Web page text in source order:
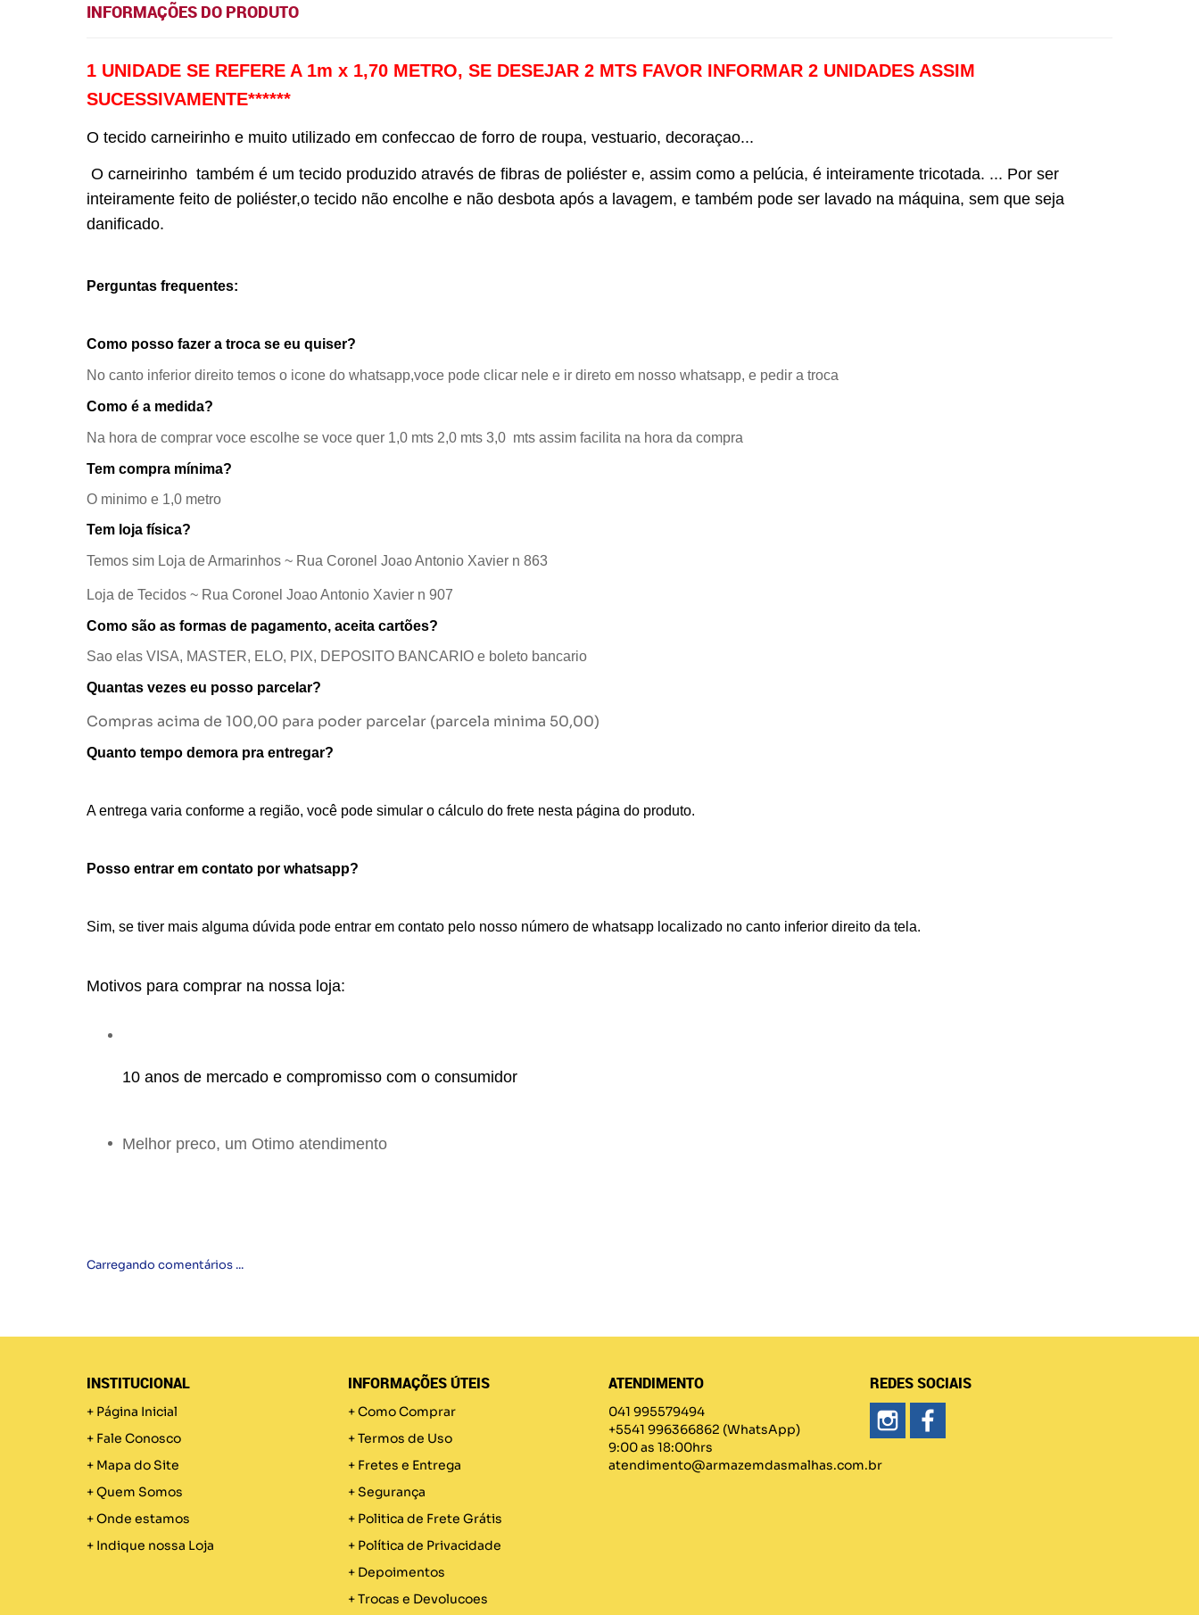
INFORMAÇÕES DO PRODUTO
1 UNIDADE SE REFERE A 1m x 1,70 METRO, SE DESEJAR 2 MTS FAVOR INFORMAR 2 UNIDADES ASSIM
SUCESSIVAMENTE******
O tecido carneirinho e muito utilizado em confeccao de forro de roupa, vestuario, decoraçao...
O carneirinho também é um tecido produzido através de fibras de poliéster e, assim como a pelúcia, é inteiramente tricotada. ... Por ser
inteiramente feito de poliéster,o tecido não encolhe e não desbota após a lavagem, e também pode ser lavado na máquina, sem que seja
danificado.
Perguntas frequentes:
Como posso fazer a troca se eu quiser?
No canto inferior direito temos o icone do whatsapp,voce pode clicar nele e ir direto em nosso whatsapp, e pedir a troca
Como é a medida?
Na hora de comprar voce escolhe se voce quer 1,0 mts 2,0 mts 3,0 mts assim facilita na hora da compra
Tem compra mínima?
O minimo e 1,0 metro
Tem loja física?
Temos sim Loja de Armarinhos ~ Rua Coronel Joao Antonio Xavier n 863
Loja de Tecidos ~ Rua Coronel Joao Antonio Xavier n 907
Como são as formas de pagamento, aceita cartões?
Sao elas VISA, MASTER, ELO, PIX, DEPOSITO BANCARIO e boleto bancario
Quantas vezes eu posso parcelar?
Compras acima de 100,00 para poder parcelar (parcela minima 50,00)
Quanto tempo demora pra entregar?
A entrega varia conforme a região, você pode simular o cálculo do frete nesta página do produto.
Posso entrar em contato por whatsapp?
Sim, se tiver mais alguma dúvida pode entrar em contato pelo nosso número de whatsapp localizado no canto inferior direito da tela.
Motivos para comprar na nossa loja:
10 anos de mercado e compromisso com o consumidor
Melhor preco, um Otimo atendimento
Carregando comentários ...
INSTITUCIONAL
Página Inicial
Fale Conosco
Mapa do Site
Quem Somos
Onde estamos
Indique nossa Loja
INFORMAÇÕES ÚTEIS
Como Comprar
Termos de Uso
Fretes e Entrega
Segurança
Politica de Frete Grátis
Política de Privacidade
Depoimentos
Trocas e Devolucoes
ATENDIMENTO
041 995579494
+5541 996366862 (WhatsApp)
9:00 as 18:00hrs
atendimento@armazemdasmalhas.com.br
REDES SOCIAIS